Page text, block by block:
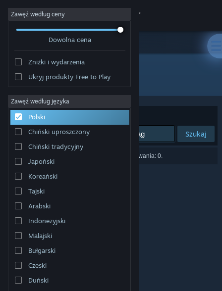
Zaloguj się
Społeczność
Informacje
Wsparcie
Zmień język
Pobierz aplikację mobilną Steam
Wersja przeglądarkowa
Zawęź według ceny
Dowolna cena
Zniżki i wydarzenia
Ukryj produkty Free to Play
Zawęź według języka
Polski
Chiński uproszczony
Chiński tradycyjny
Japoński
Koreański
Tajski
Arabski
Indonezyjski
Malajski
Bułgarski
Czeski
Duński
Producent: 👁️
Sortuj według:
Szukaj
Liczba wyników pasujących do twojego wyszukiwania: 0.